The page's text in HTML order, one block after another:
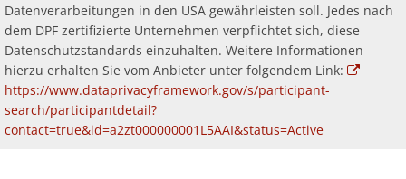
Datenverarbeitungen in den USA gewährleisten soll. Jedes nach
dem DPF zertifizierte Unternehmen verpflichtet sich, diese
Datenschutzstandards einzuhalten. Weitere Informationen
hierzu erhalten Sie vom Anbieter unter folgendem Link:
https://www.dataprivacyframework.gov/s/participant-
search/participantdetail?
contact=true&id=a2zt000000001L5AAI&status=Active